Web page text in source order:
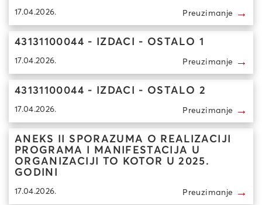
17.04.2026. Preuzimanje →
43131100044 - IZDACI - OSTALO 1
17.04.2026. Preuzimanje →
43131100044 - IZDACI - OSTALO 2
17.04.2026. Preuzimanje →
ANEKS II SPORAZUMA O REALIZACIJI
PROGRAMA I MANIFESTACIJA U
ORGANIZACIJI TO KOTOR U 2025.
GODINI
17.04.2026. Preuzimanje →